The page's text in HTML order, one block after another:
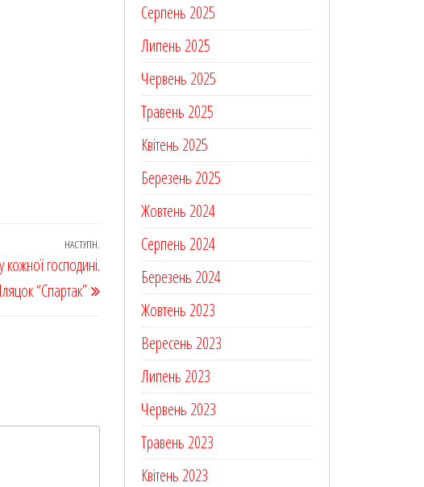
Наступний
НАСТУПН.
господині.
“Спартак”
Серпень 2025
Липень 2025
Червень 2025
Травень 2025
Квітень 2025
Березень 2025
Жовтень 2024
Серпень 2024
Березень 2024
Жовтень 2023
Вересень 2023
Липень 2023
Червень 2023
Травень 2023
Квітень 2023